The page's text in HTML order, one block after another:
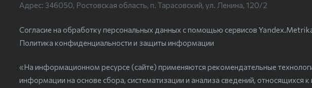
Адрес: 346050, Ростовская область, п. Тарасовский, ул. Ленина, 120/2
Согласие на обработку персональных данных с помощью сервисов
Политика конфиденциальности и защиты информации
«На информационном ресурсе (сайте) применяются рекомендательные
информации на основе сбора, систематизации и анализа сведений, относящихся